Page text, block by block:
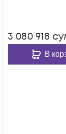
3 080 918
В